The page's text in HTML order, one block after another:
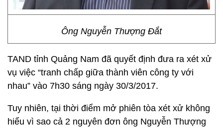
Ông Nguyễn Thượng Đắt
TAND tỉnh Quảng Nam đã quyết định đưa ra xét xử
vụ việc “tranh chấp giữa thành viên công ty với
nhau” vào 7h30 sáng ngày 30/3/2017.
Tuy nhiên, tại thời điểm mở phiên tòa xét xử không
hiểu vì sao cả 2 nguyên đơn ông Nguyễn Thượng